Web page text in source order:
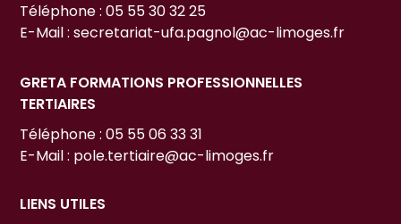
Téléphone : 05 55 30 32 25
E-Mail : secretariat-ufa.pagnol@ac-limoges.fr
GRETA FORMATIONS PROFESSIONNELLES
TERTIAIRES
Téléphone : 05 55 06 33 31
E-Mail : pole.tertiaire@ac-limoges.fr
LIENS UTILES